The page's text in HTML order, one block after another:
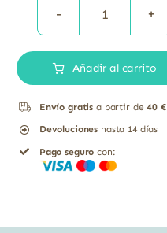
Defemina
Vitex
Añadir al carrito
Envío gratis a partir de40 €
Devoluciones hasta 14 días
Pago seguro con: